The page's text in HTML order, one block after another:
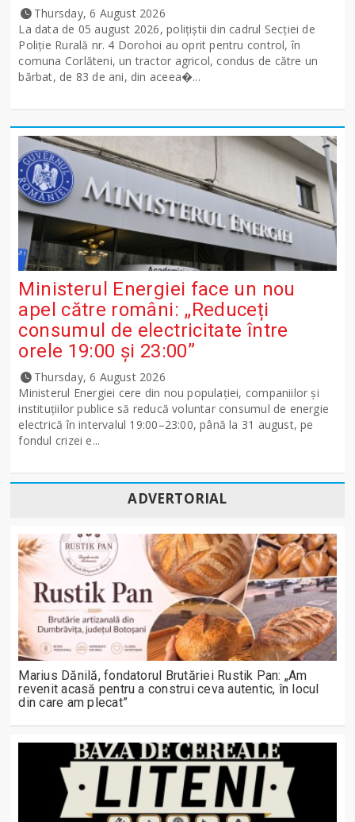
Thursday, 6 August 2026
La data de 05 august 2026, polițiștii din cadrul Secției de
Poliție Rurală nr. 4 Dorohoi au oprit pentru control, în
comuna Corlăteni, un tractor agricol, condus de către un
bărbat, de 83 de ani, din aceea�...
Ministerul Energiei face un nou
apel către români: „Reduceți
consumul de electricitate între
orele 19:00 și 23:00”
Thursday, 6 August 2026
Ministerul Energiei cere din nou populației, companiilor și
instituțiilor publice să reducă voluntar consumul de energie
electrică în intervalul 19:00–23:00, până la 31 august, pe
fondul crizei e...
ADVERTORIAL
Marius Dănilă, fondatorul Brutăriei Rustik Pan: „Am
revenit acasă pentru a construi ceva autentic, în locul
din care am plecat”